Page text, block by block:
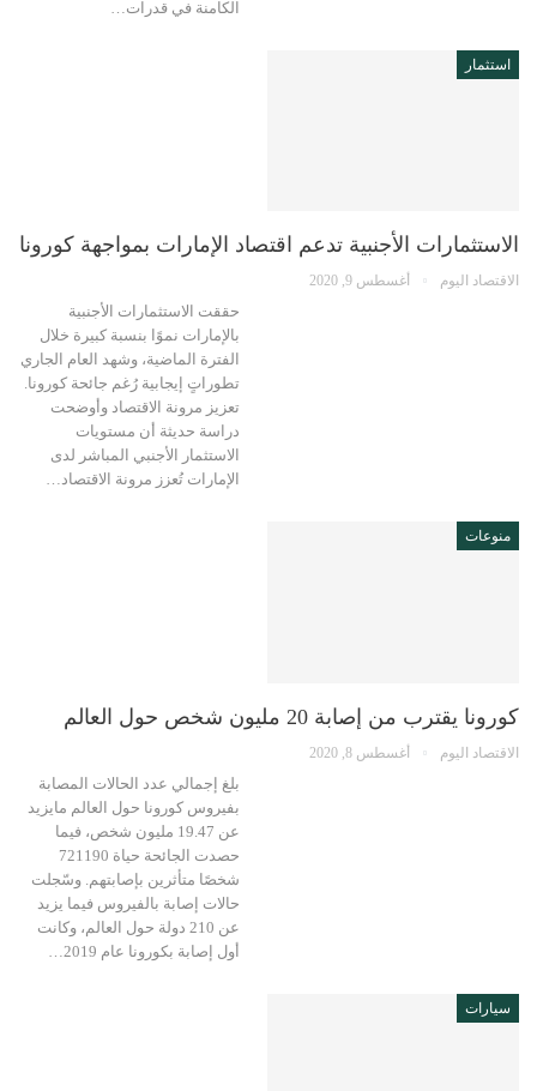
الكامنة في قدرات…
استثمار
الاستثمارات الأجنبية تدعم اقتصاد الإمارات بمواجهة كورونا
الاقتصاد اليوم أغسطس 9, 2020
حققت الاستثمارات الأجنبية
بالإمارات نموًا بنسبة كبيرة خلال
الفترة الماضية، وشهد العام الجاري
تطوراتٍ إيجابية رُغم جائحة كورونا.
تعزيز مرونة الاقتصاد وأوضحت
دراسة حديثة أن مستويات
الاستثمار الأجنبي المباشر لدى
الإمارات تُعزز مرونة الاقتصاد…
منوعات
كورونا يقترب من إصابة 20 مليون شخص حول العالم
الاقتصاد اليوم أغسطس 8, 2020
بلغ إجمالي عدد الحالات المصابة
بفيروس كورونا حول العالم مايزيد
عن 19.47 مليون شخص، فيما
حصدت الجائحة حياة 721190
شخصًا متأثرين بإصابتهم. وسّجلت
حالات إصابة بالفيروس فيما يزيد
عن 210 دولة حول العالم، وكانت
أول إصابة بكورونا عام 2019…
سيارات